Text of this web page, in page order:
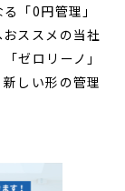
「0円管理」
ススメの当社
ゼロリーノ」
しい形の管理